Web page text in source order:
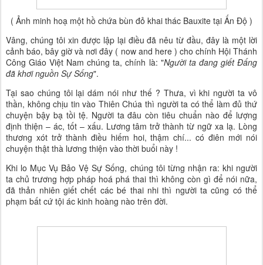
( Ảnh minh hoạ một hồ chứa bùn đỏ khai thác Bauxite tại Ấn Độ )
Vâng, chúng tôi xin được lập lại điều đã nêu từ đầu, đây là một lời
cảnh báo, bây giờ và nơi đây ( now and here ) cho chính Hội Thánh
Công Giáo Việt Nam chúng ta, chính là: "Người ta đang giết Đấng
đã khơi nguồn Sự Sống".
Tại sao chúng tôi lại dám nói như thế ? Thưa, vì khi người ta vô
thần, không chịu tin vào Thiên Chúa thì người ta có thể làm đủ thứ
chuyện bậy bạ tồi tệ. Người ta đâu còn tiêu chuẩn nào để lượng
định thiện – ác, tốt – xấu. Lương tâm trở thành từ ngữ xa lạ. Lòng
thương xót trở thành điều hiếm hoi, thậm chí... có điên mới nói
chuyện thật thà lương thiện vào thời buổi này !
Khi lo Mục Vụ Bảo Vệ Sự Sống, chúng tôi từng nhận ra: khi người
ta chủ trương hợp pháp hoá phá thai thì không còn gì để nói nữa,
đã thản nhiên giết chết các bé thai nhi thì người ta cũng có thể
phạm bất cứ tội ác kinh hoàng nào trên đời.